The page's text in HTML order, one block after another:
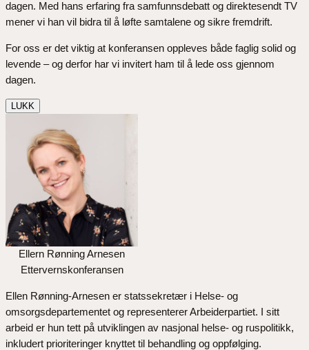
dagen. Med hans erfaring fra samfunnsdebatt og direktesendt TV
mener vi han vil bidra til å løfte samtalene og sikre fremdrift.
For oss er det viktig at konferansen oppleves både faglig solid og
levende – og derfor har vi invitert ham til å lede oss gjennom
dagen.
LUKK
Ellern Rønning Arnesen
Ettervernskonferansen
Ellen Rønning-Arnesen er statssekretær i Helse- og
omsorgsdepartementet og representerer Arbeiderpartiet. I sitt
arbeid er hun tett på utviklingen av nasjonal helse- og ruspolitikk,
inkludert prioriteringer knyttet til behandling og oppfølging.